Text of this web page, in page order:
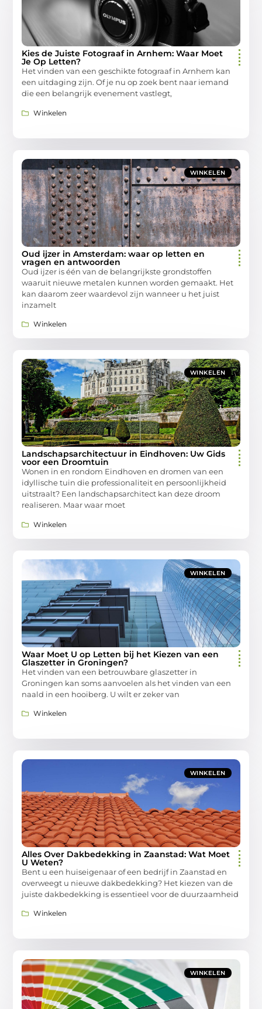
Kies de Juiste Fotograaf in Arnhem: Waar Moet
Je Op Letten?
Het vinden van een geschikte fotograaf in Arnhem kan
een uitdaging zijn. Of je nu op zoek bent naar iemand
die een belangrijk evenement vastlegt,
Winkelen
WINKELEN
Oud ijzer in Amsterdam: waar op letten en
vragen en antwoorden
Oud ijzer is één van de belangrijkste grondstoffen
waaruit nieuwe metalen kunnen worden gemaakt. Het
kan daarom zeer waardevol zijn wanneer u het juist
inzamelt
Winkelen
WINKELEN
Landschapsarchitectuur in Eindhoven: Uw Gids
voor een Droomtuin
Wonen in en rondom Eindhoven en dromen van een
idyllische tuin die professionaliteit en persoonlijkheid
uitstraalt? Een landschapsarchitect kan deze droom
realiseren. Maar waar moet
Winkelen
WINKELEN
Waar Moet U op Letten bij het Kiezen van een
Glaszetter in Groningen?
Het vinden van een betrouwbare glaszetter in
Groningen kan soms aanvoelen als het vinden van een
naald in een hooiberg. U wilt er zeker van
Winkelen
WINKELEN
Alles Over Dakbedekking in Zaanstad: Wat Moet
U Weten?
Bent u een huiseigenaar of een bedrijf in Zaanstad en
overweegt u nieuwe dakbedekking? Het kiezen van de
juiste dakbedekking is essentieel voor de duurzaamheid
Winkelen
WINKELEN